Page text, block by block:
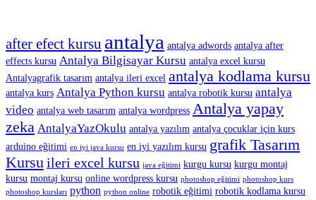
after efect kursu antalya antalya adwords antalya after
effects kursu Antalya Bilgisayar Kursu antalya excel kursu
Antalyagrafik tasarım antalya ileri excel antalya kodlama kursu
antalya kurs Antalya Python kursu antalya robotik kursu antalya
video antalya web tasarım antalya wordpress Antalya yapay
zeka AntalyaYazOkulu antalya yazılım antalya çocuklar için kurs
arduino eğitimi en iyi java kursu en iyi yazılım kursu grafik Tasarım
Kursuileri excel kursu java eğitimi kurgu kursu kurgu montaj
kursu montaj kursu online wordpress kursu photoshop eğitimi photoshop kurs
photoshop kursları python python online robotik eğitimi robotik kodlama kursu